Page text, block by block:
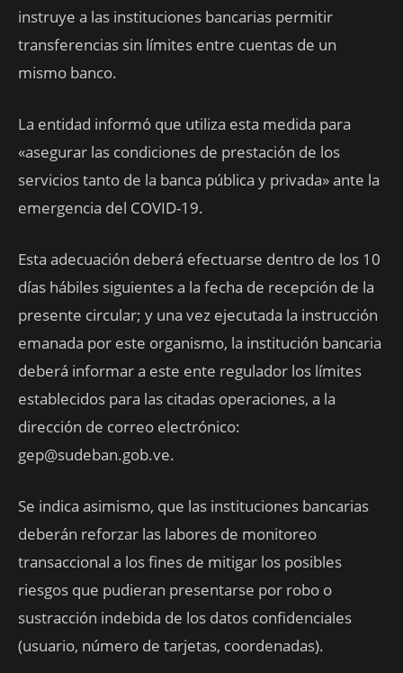
instruye a las instituciones bancarias permitir
transferencias sin límites entre cuentas de un
mismo banco.
La entidad informó que utiliza esta medida para
«asegurar las condiciones de prestación de los
servicios tanto de la banca pública y privada» ante la
emergencia del COVID-19.
Esta adecuación deberá efectuarse dentro de los 10
días hábiles siguientes a la fecha de recepción de la
presente circular; y una vez ejecutada la instrucción
emanada por este organismo, la institución bancaria
deberá informar a este ente regulador los límites
establecidos para las citadas operaciones, a la
dirección de correo electrónico:
gep@sudeban.gob.ve.
Se indica asimismo, que las instituciones bancarias
deberán reforzar las labores de monitoreo
transaccional a los fines de mitigar los posibles
riesgos que pudieran presentarse por robo o
sustracción indebida de los datos confidenciales
(usuario, número de tarjetas, coordenadas).